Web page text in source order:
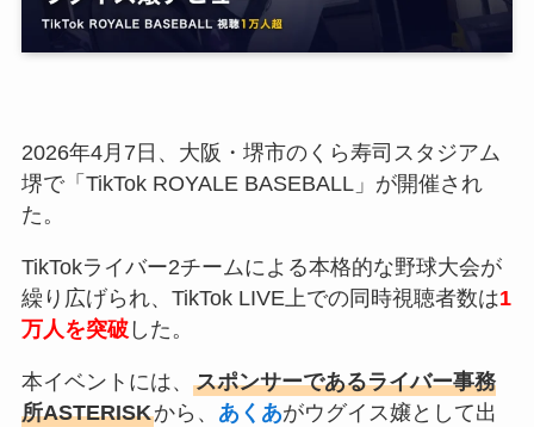
2026年4月7日、大阪・堺市のくら寿司スタジアム
堺で「TikTok ROYALE BASEBALL」が開催され
た。
TikTokライバー2チームによる本格的な野球大会が
繰り広げられ、TikTok LIVE上での同時視聴者数は1
万人を突破した。
本イベントには、 スポンサーであるライバー事務
所ASTERISKから、 あくあがウグイス嬢として出